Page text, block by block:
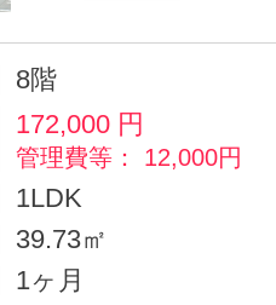
8階
172,000 円
管理費等： 12,000円
1LDK
39.73㎡
1ヶ月